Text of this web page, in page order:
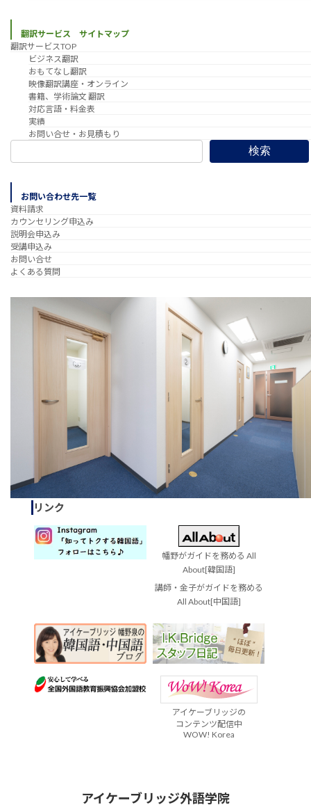
翻訳サービス サイトマップ
翻訳サービスTOP
ビジネス翻訳
おもてなし翻訳
映像翻訳講座・オンライン
書籍、学術論文 翻訳
対応言語・料金表
実績
お問い合せ・お見積もり
検索
お問い合わせ先一覧
資料請求
カウンセリング申込み
説明会申込み
受講申込み
お問い合せ
よくある質問
リンク
幡野がガイドを務める All
About[韓国語]
講師・金子がガイドを務める
All About[中国語]
アイケーブリッジの
コンテンツ配信中
WOW! Korea
アイケーブリッジ外語学院